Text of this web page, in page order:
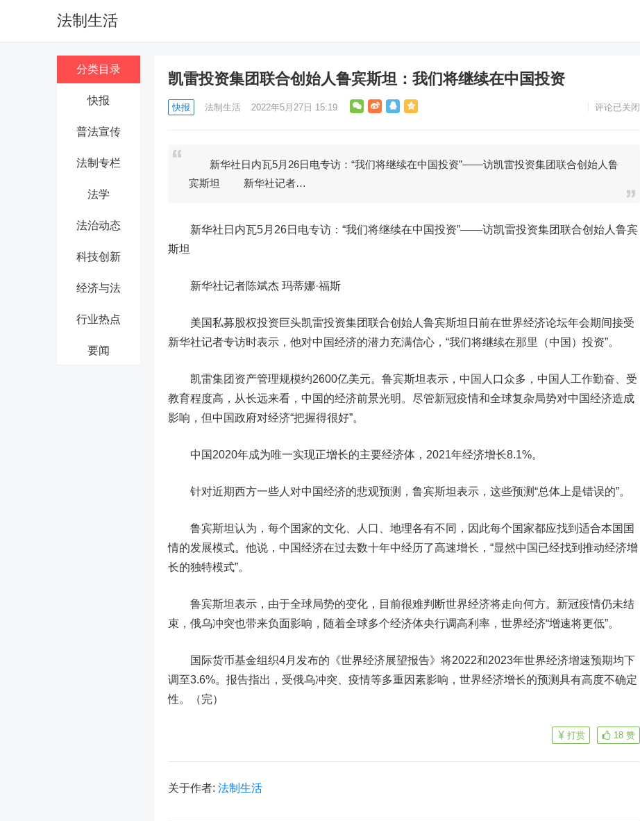
法制生活
分类目录
快报
普法宣传
法制专栏
法学
法治动态
科技创新
经济与法
行业热点
要闻
凯雷投资集团联合创始人鲁宾斯坦：我们将继续在中国投资
快报 法制生活 2022年5月27日 15:19 评论已关闭
新华社日内瓦5月26日电专访：“我们将继续在中国投资”——访凯雷投资集团联合创始人鲁
宾斯坦 新华社记者…
新华社日内瓦5月26日电专访：“我们将继续在中国投资”——访凯雷投资集团联合创始人鲁宾
斯坦
新华社记者陈斌杰 玛蒂娜·福斯
美国私募股权投资巨头凯雷投资集团联合创始人鲁宾斯坦日前在世界经济论坛年会期间接受
新华社记者专访时表示，他对中国经济的潜力充满信心，“我们将继续在那里（中国）投资”。
凯雷集团资产管理规模约2600亿美元。鲁宾斯坦表示，中国人口众多，中国人工作勤奋、受
教育程度高，从长远来看，中国的经济前景光明。尽管新冠疫情和全球复杂局势对中国经济造成
影响，但中国政府对经济“把握得很好”。
中国2020年成为唯一实现正增长的主要经济体，2021年经济增长8.1%。
针对近期西方一些人对中国经济的悲观预测，鲁宾斯坦表示，这些预测“总体上是错误的”。
鲁宾斯坦认为，每个国家的文化、人口、地理各有不同，因此每个国家都应找到适合本国国
情的发展模式。他说，中国经济在过去数十年中经历了高速增长，“显然中国已经找到推动经济增
长的独特模式”。
鲁宾斯坦表示，由于全球局势的变化，目前很难判断世界经济将走向何方。新冠疫情仍未结
束，俄乌冲突也带来负面影响，随着全球多个经济体央行调高利率，世界经济“增速将更低”。
国际货币基金组织4月发布的《世界经济展望报告》将2022和2023年世界经济增速预期均下
调至3.6%。报告指出，受俄乌冲突、疫情等多重因素影响，世界经济增长的预测具有高度不确定
性。（完）
18 赞
打赏
关于作者: 法制生活